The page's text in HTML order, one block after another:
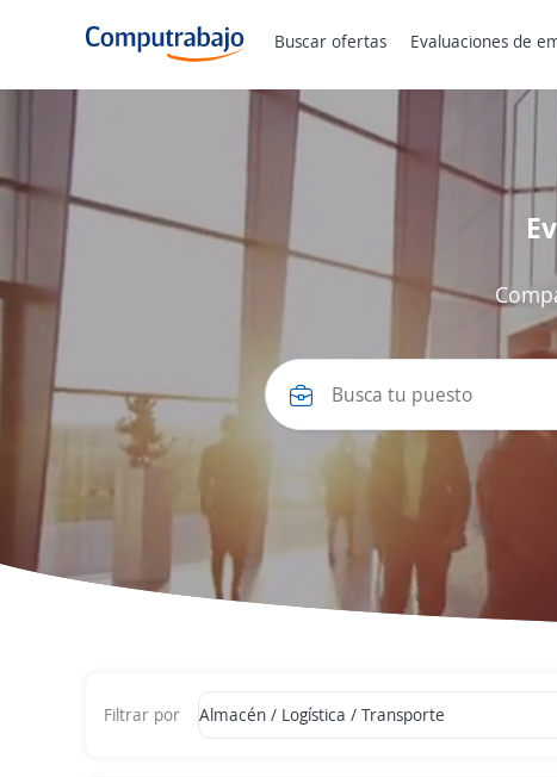
Buscar ofertas Evaluaciones de
Filtrar por